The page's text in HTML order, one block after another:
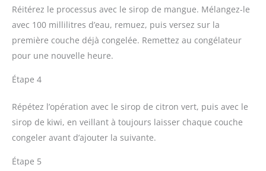
Réitérez le processus avec le sirop de mangue. Mélangez-le
avec 100 millilitres d’eau, remuez, puis versez sur la
première couche déjà congelée. Remettez au congélateur
pour une nouvelle heure.
Étape 4
Répétez l’opération avec le sirop de citron vert, puis avec le
sirop de kiwi, en veillant à toujours laisser chaque couche
congeler avant d’ajouter la suivante.
Étape 5